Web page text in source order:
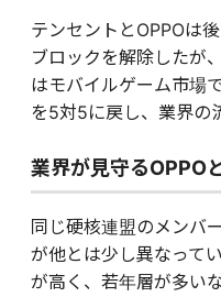
テンセントとOPPOは
ブロックを解除したが
はモバイルゲーム市場
を5対5に戻し、業界の
業界が見守るOPPO
同じ硬核連盟のメンバ
が他とは少し異なって
が高く、若年層が多い